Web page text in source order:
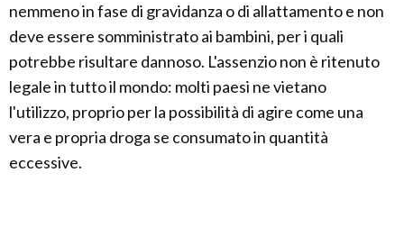
nemmeno in fase di gravidanza o di allattamento e non
deve essere somministrato ai bambini, per i quali
potrebbe risultare dannoso. L'assenzio non è ritenuto
legale in tutto il mondo: molti paesi ne vietano
l'utilizzo, proprio per la possibilità di agire come una
vera e propria droga se consumato in quantità
eccessive.